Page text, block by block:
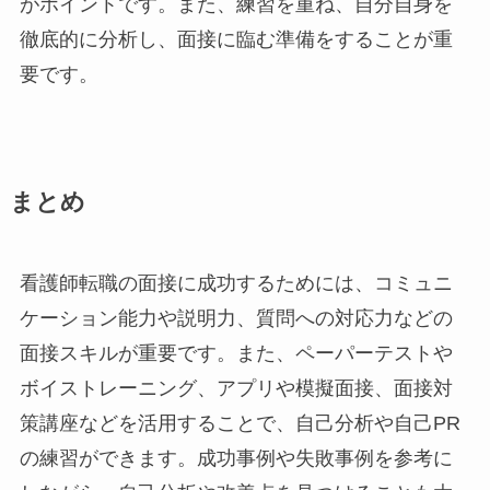
がポイントです。また、練習を重ね、自分自身を
徹底的に分析し、面接に臨む準備をすることが重
要です。
まとめ
看護師転職の面接に成功するためには、コミュニ
ケーション能力や説明力、質問への対応力などの
面接スキルが重要です。また、ペーパーテストや
ボイストレーニング、アプリや模擬面接、面接対
策講座などを活用することで、自己分析や自己PR
の練習ができます。成功事例や失敗事例を参考に